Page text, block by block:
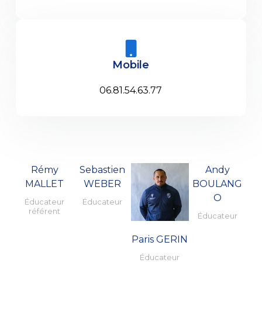
Mobile
06.81.54.63.77
Rémy
MALLET
Éducateur
référent
Sebastien
WEBER
Éducateur
Paris GERIN
Éducateur
Andy
BOULANG
O
Éducateur